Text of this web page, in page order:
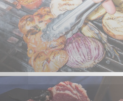
© FRANGINE